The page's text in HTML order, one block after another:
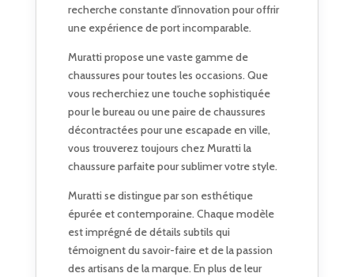
recherche constante d'innovation pour offrir
une expérience de port incomparable.
Muratti propose une vaste gamme de
chaussures pour toutes les occasions. Que
vous recherchiez une touche sophistiquée
pour le bureau ou une paire de chaussures
décontractées pour une escapade en ville,
vous trouverez toujours chez Muratti la
chaussure parfaite pour sublimer votre style.
Muratti se distingue par son esthétique
épurée et contemporaine. Chaque modèle
est imprégné de détails subtils qui
témoignent du savoir-faire et de la passion
des artisans de la marque. En plus de leur